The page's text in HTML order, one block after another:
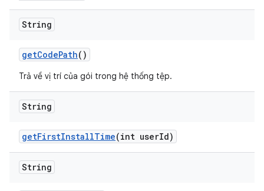
String
getCodePath()
Trả về vị trí của gói trong hệ thống tệp.
String
getFirstInstallTime(int userId)
String